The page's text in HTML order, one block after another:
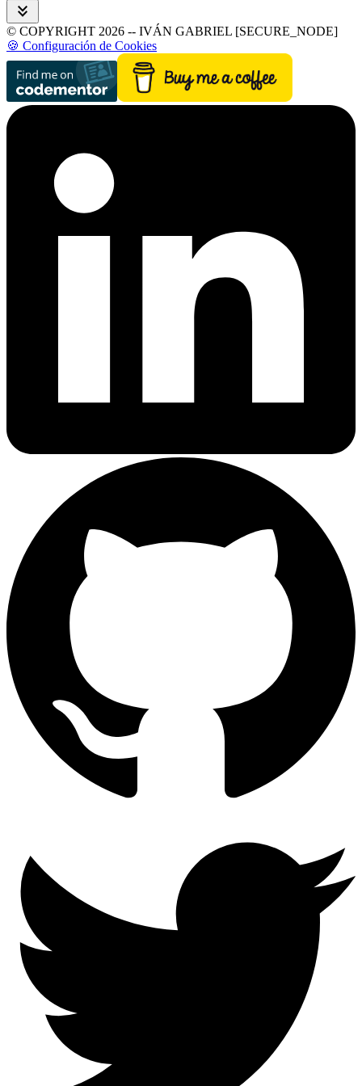
keyboard_double_arrow_down
© COPYRIGHT 2026 -- IVÁN GABRIEL [SECURE_NODE]
🍪 Configuración de Cookies